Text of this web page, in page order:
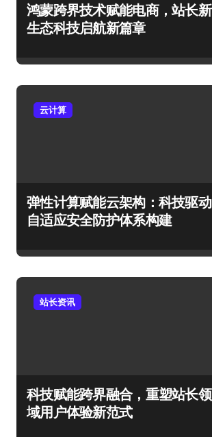
鸿蒙跨界技术赋能电商，站长新
生态科技启航新篇章
云计算
弹性计算赋能云架构：科技驱动
自适应安全防护体系构建
站长资讯
科技赋能跨界融合，重塑站长领
域用户体验新范式